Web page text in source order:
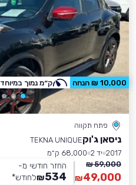
פתח תקווה
ניסאן ג'וקTEKNA UNIQUE
2017 יד 2
68,000 ק״מ
59,000 ₪
49,000
₪
החזר חודשי מ-
534
₪לחודש*
10,000 ₪ הנחה ק״מ נמוך במיוחד